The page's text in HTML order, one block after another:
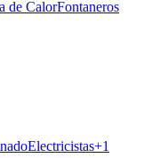
de CalorFontaneros
Electricistas+1